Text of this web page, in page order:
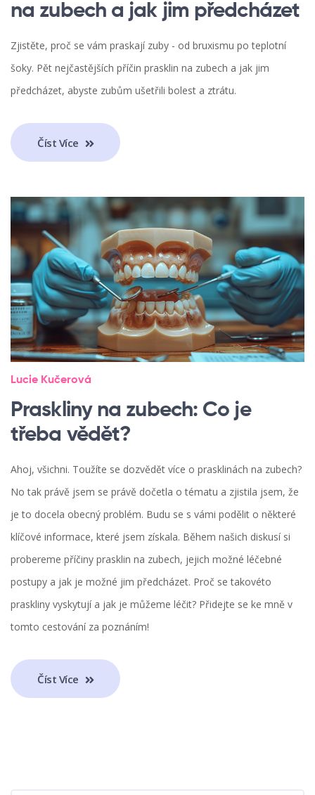
na zubech a jak jim předcházet
Zjistěte, proč se vám praskají zuby - od bruxismu po teplotní
šoky. Pět nejčastějších příčin prasklin na zubech a jak jim
předcházet, abyste zubům ušetřili bolest a ztrátu.
Číst Více
Lucie Kučerová
Praskliny na zubech: Co je
třeba vědět?
Ahoj, všichni. Toužíte se dozvědět více o prasklinách na zubech?
No tak právě jsem se právě dočetla o tématu a zjistila jsem, že
je to docela obecný problém. Budu se s vámi podělit o některé
klíčové informace, které jsem získala. Během našich diskusí si
probereme příčiny prasklin na zubech, jejich možné léčebné
postupy a jak je možné jim předcházet. Proč se takovéto
praskliny vyskytují a jak je můžeme léčit? Přidejte se ke mně v
tomto cestování za poznáním!
Číst Více